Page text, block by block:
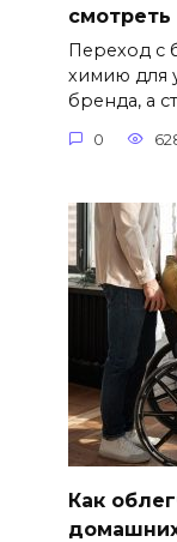
Переход с
химию для
бренда, а
0
Как